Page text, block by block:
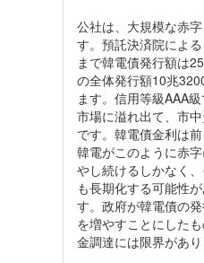
公社は、大規模な赤
す。預託決済院によ
まで韓電債発行額は
の全体発行額10兆
ます。信用等級AAA
市場に溢れ出て、市
です。韓電債金利は
韓電がこのように赤
やし続けるしかなく
も長期化する可能性
す。政府が韓電債の
を増やすことにした
金調達には限界があ